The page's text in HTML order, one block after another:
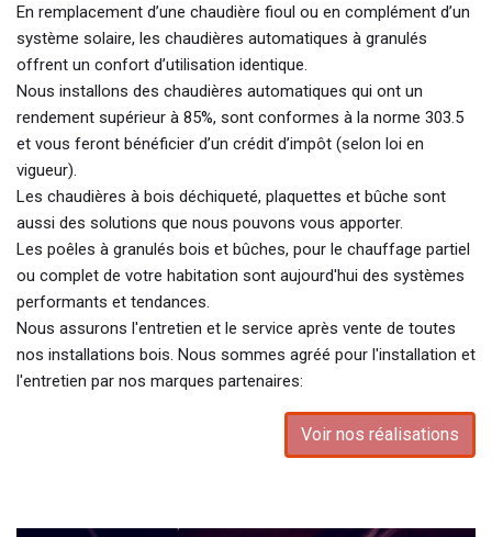
En remplacement d’une chaudière fioul ou en complément d’un
système solaire, les chaudières automatiques à granulés
offrent un confort d’utilisation identique.
Nous installons des chaudières automatiques qui ont un
rendement supérieur à 85%, sont conformes à la norme 303.5
et vous feront bénéficier d’un crédit d’impôt (selon loi en
vigueur).
Les chaudières à bois déchiqueté, plaquettes et bûche sont
aussi des solutions que nous pouvons vous apporter.
Les poêles à granulés bois et bûches, pour le chauffage partiel
ou complet de votre habitation sont aujourd'hui des systèmes
performants et tendances.
Nous assurons l'entretien et le service après vente de toutes
nos installations bois. Nous sommes agréé pour l'installation et
l'entretien par nos marques partenaires:
Voir nos réalisations